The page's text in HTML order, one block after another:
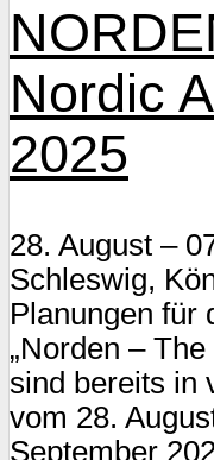
Nordic
2025
28. August –
Schleswig,
Planungen für
„Norden –
sind bereits in
vom 28.
September